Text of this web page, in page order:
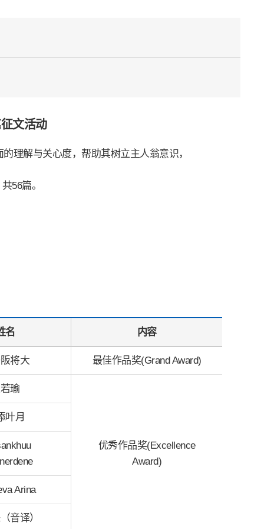
文活动
理解与关心度，帮助其树立主人翁意识，
56篇。
名 内容
将大 最佳作品奖(Grand Award)
瑜
优秀作品奖(Excellence
Award)
叶月
Arina
音译）